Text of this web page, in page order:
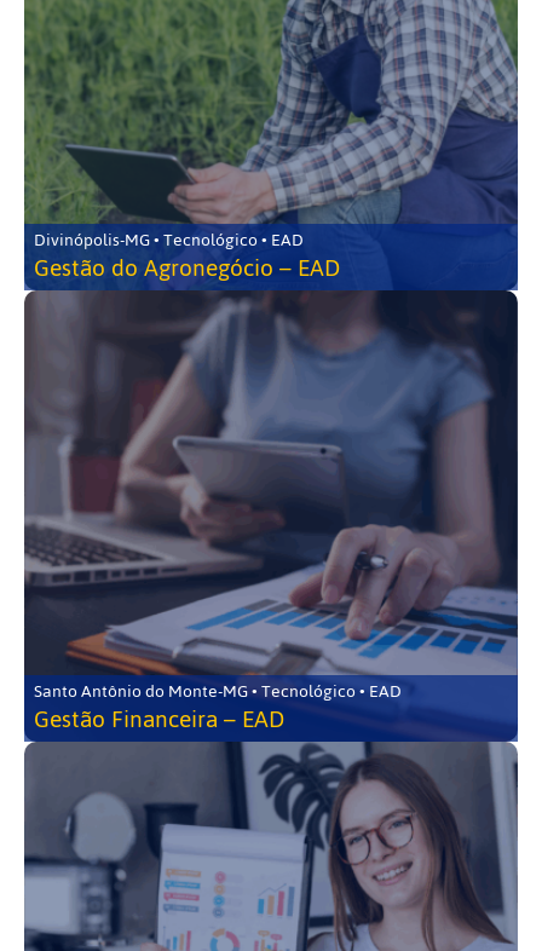
Divinópolis-MG • Tecnológico • EAD
Gestão do Agronegócio – EAD
Santo Antônio do Monte-MG • Tecnológico • EAD
Gestão Financeira – EAD